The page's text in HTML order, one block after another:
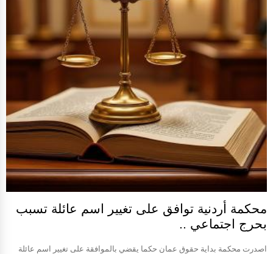
محكمة أردنية توافق على تغيير اسم عائلة تسبب
بحرج اجتماعي ..
اصدرت محكمة بداية حقوق عمان حكما يقضي بالموافقة على تغيير اسم عائلة